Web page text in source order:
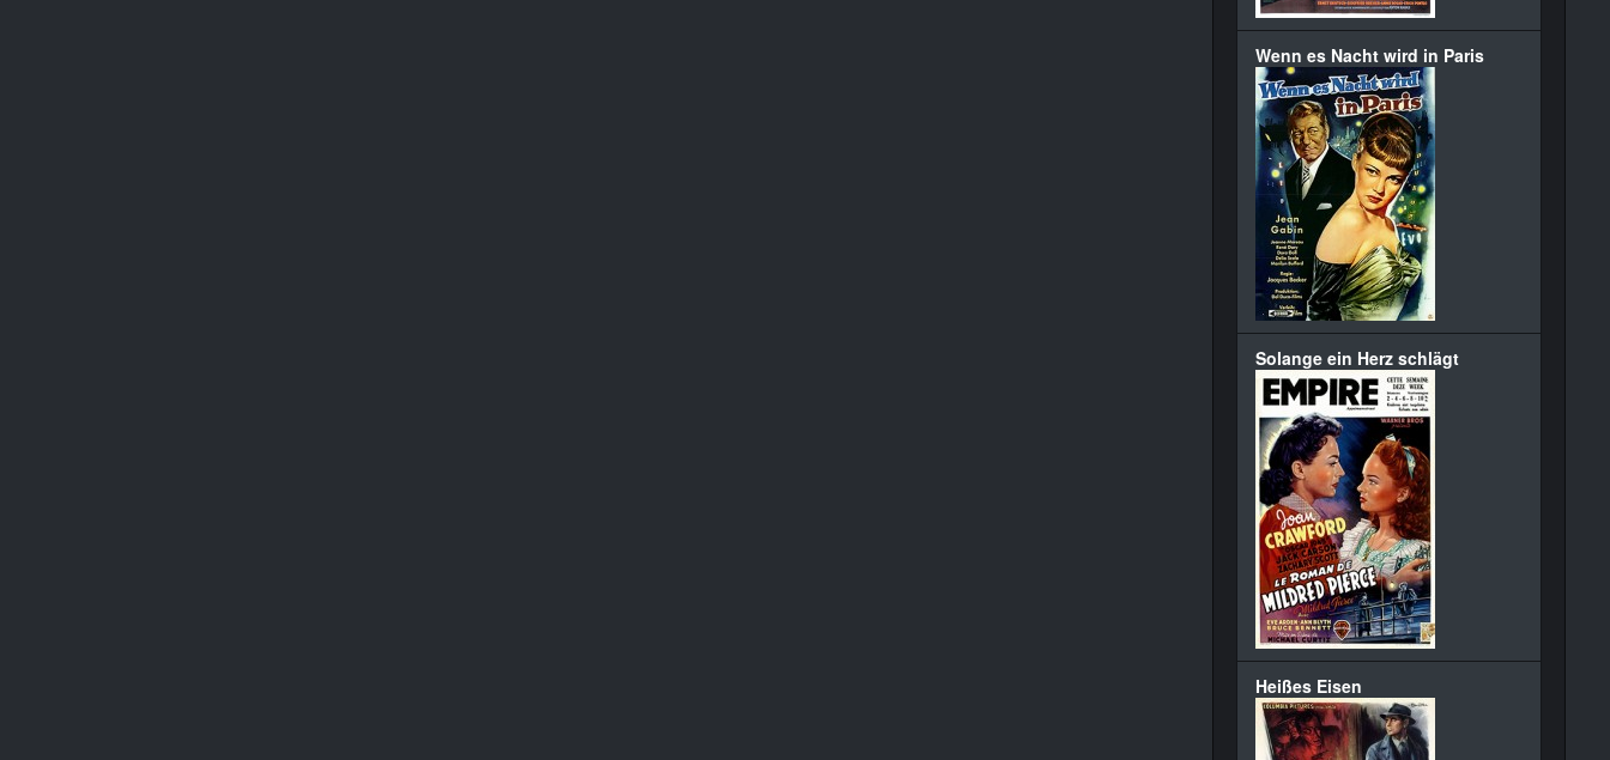
Wenn es Nacht wird in Paris
Solange ein Herz schlägt
Heißes Eisen